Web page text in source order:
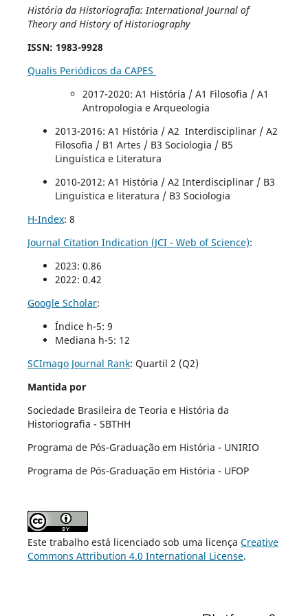
História da Historiografia: International Journal of
Theory and History of Historiography
ISSN: 1983-9928
Qualis Periódicos da CAPES
2017-2020: A1 História / A1 Filosofia / A1
Antropologia e Arqueologia
2013-2016: A1 História / A2 Interdisciplinar / A2
Filosofia / B1 Artes / B3 Sociologia / B5
Linguística e Literatura
2010-2012: A1 História / A2 Interdisciplinar / B3
Linguística e literatura / B3 Sociologia
H-Index: 8
Journal Citation Indication (JCI - Web of Science):
2023: 0.86
2022: 0.42
Google Scholar:
Índice h-5: 9
Mediana h-5: 12
SCImago Journal Rank: Quartil 2 (Q2)
Mantida por
Sociedade Brasileira de Teoria e História da
Historiografia - SBTHH
Programa de Pós-Graduação em História - UNIRIO
Programa de Pós-Graduação em História - UFOP
Este trabalho está licenciado sob uma licença Creative
Commons Attribution 4.0 International License.